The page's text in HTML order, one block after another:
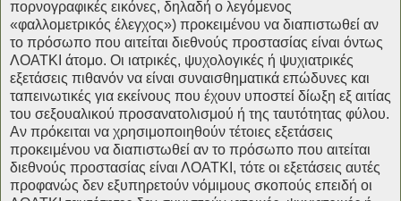
πορνογραφικές εικόνες, δηλαδή ο λεγόμενος
«φαλλομετρικός έλεγχος») προκειμένου να διαπιστωθεί αν
το πρόσωπο που αιτείται διεθνούς προστασίας είναι όντως
ΛΟΑΤΚΙ άτομο. Οι ιατρικές, ψυχολογικές ή ψυχιατρικές
εξετάσεις πιθανόν να είναι συναισθηματικά επώδυνες και
ταπεινωτικές για εκείνους που έχουν υποστεί δίωξη εξ αιτίας
του σεξουαλικού προσανατολισμού ή της ταυτότητας φύλου.
Αν πρόκειται να χρησιμοποιηθούν τέτοιες εξετάσεις
προκειμένου να διαπιστωθεί αν το πρόσωπο που αιτείται
διεθνούς προστασίας είναι ΛΟΑΤΚΙ, τότε οι εξετάσεις αυτές
προφανώς δεν εξυπηρετούν νόμιμους σκοπούς επειδή οι